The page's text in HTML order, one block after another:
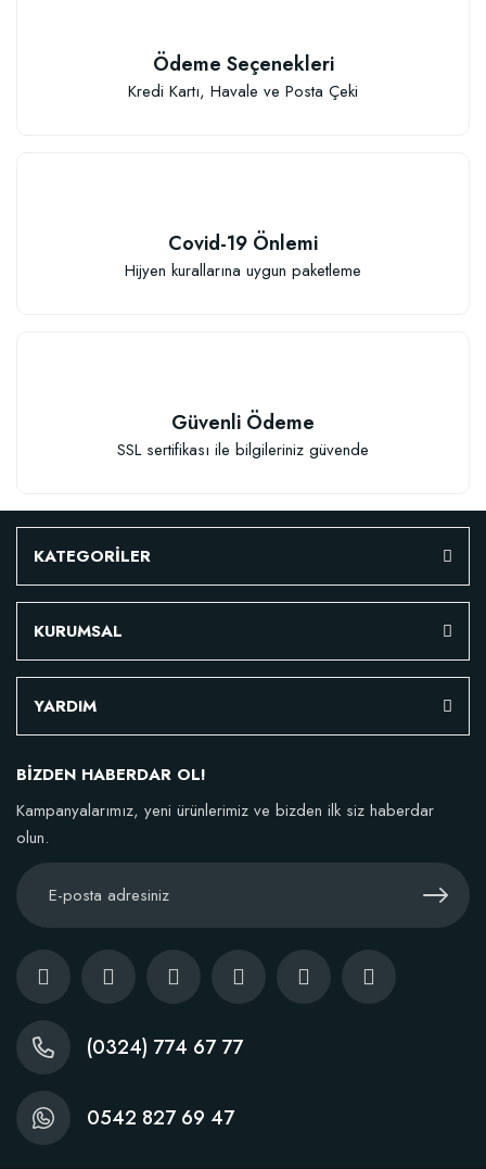
455,88 TL
Ödeme Seçenekleri
Kredi Kartı, Havale ve Posta Çeki
Covid-19 Önlemi
Hijyen kurallarına uygun paketleme
Güvenli Ödeme
SSL sertifikası ile bilgileriniz güvende
KATEGORİLER
KURUMSAL
YARDIM
BİZDEN HABERDAR OL!
Kampanyalarımız, yeni ürünlerimiz ve bizden ilk siz haberdar
olun.
(0324) 774 67 77
0542 827 69 47